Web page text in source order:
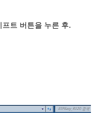
프트 버튼을 누른 후.